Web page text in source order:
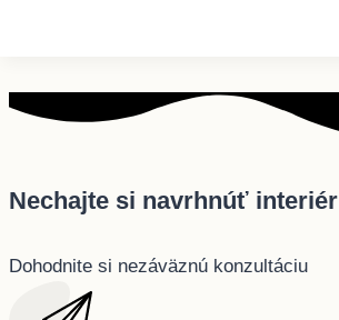
Nechajte si navrhnúť
Dohodnite si nezáväznú konzultáciu